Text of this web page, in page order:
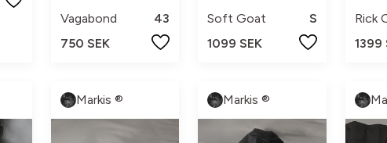
Vagabond
43
750 SEK
Soft Goat
S
1099 SEK
Rick
1399
Markis ® Markis ®